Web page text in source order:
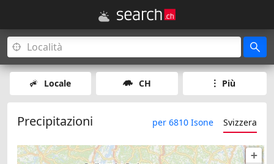
Locale CH Più
Precipitazioni per 6810 Isone Svizzera
+